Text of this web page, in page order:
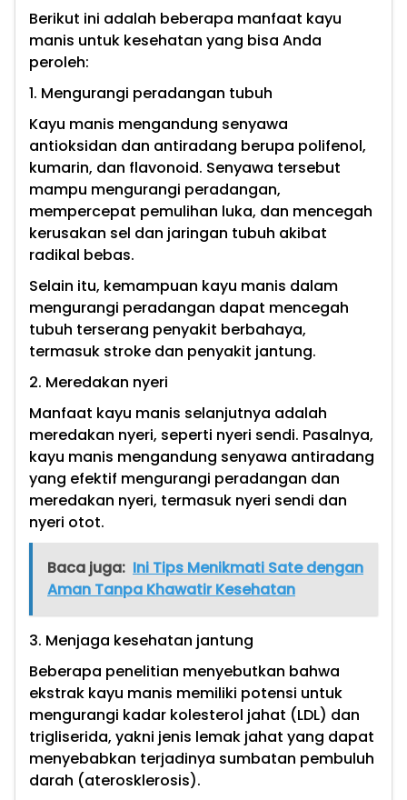
Berikut ini adalah beberapa manfaat kayu
manis untuk kesehatan yang bisa Anda
peroleh:
1. Mengurangi peradangan tubuh
Kayu manis mengandung senyawa
antioksidan dan antiradang berupa polifenol,
kumarin, dan flavonoid. Senyawa tersebut
mampu mengurangi peradangan,
mempercepat pemulihan luka, dan mencegah
kerusakan sel dan jaringan tubuh akibat
radikal bebas.
Selain itu, kemampuan kayu manis dalam
mengurangi peradangan dapat mencegah
tubuh terserang penyakit berbahaya,
termasuk stroke dan penyakit jantung.
2. Meredakan nyeri
Manfaat kayu manis selanjutnya adalah
meredakan nyeri, seperti nyeri sendi. Pasalnya,
kayu manis mengandung senyawa antiradang
yang efektif mengurangi peradangan dan
meredakan nyeri, termasuk nyeri sendi dan
nyeri otot.
Baca juga: Ini Tips Menikmati Sate dengan
Aman Tanpa Khawatir Kesehatan
3. Menjaga kesehatan jantung
Beberapa penelitian menyebutkan bahwa
ekstrak kayu manis memiliki potensi untuk
mengurangi kadar kolesterol jahat (LDL) dan
trigliserida, yakni jenis lemak jahat yang dapat
menyebabkan terjadinya sumbatan pembuluh
darah (aterosklerosis).